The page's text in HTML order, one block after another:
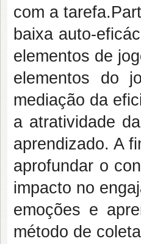
com a
baixa auto-
elementos de
elementos do
mediação da
a atratividade
aprendizado. A
aprofundar o
impacto no
emoções e
método de